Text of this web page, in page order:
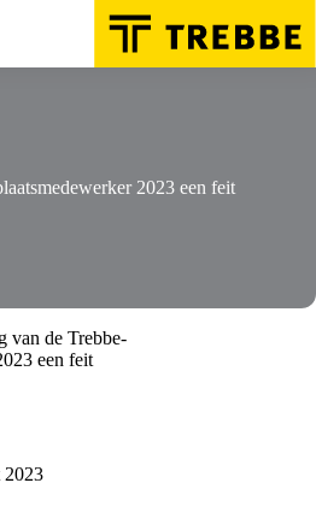
2023 een feit
van de Trebbe-
een feit
2023